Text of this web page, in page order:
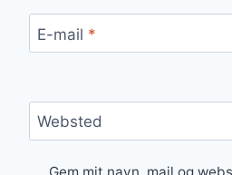
E-mail *
Websted